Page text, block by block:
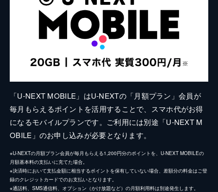
「U-NEXT MOBILE」はU-NEXTの「月額プラン」会員が
毎月もらえるポイントを活用することで、スマホ代がお得
になるモバイルプランです。ご利用には別途「U-NEXT M
OBILE」のお申し込みが必要となります。
※U-NEXTの月額プラン会員が毎月もらえる1,200円分のポイントを、U-NEXT MOBILEの
月額基本料の支払いに充てた場合。
※決済時において支払金額に相当するポイントを保有していない場合、差額分の料金はご登
録のクレジットカードでのお支払いとなります。
※通話料、SMS通信料、オプション（かけ放題など）の月額利用料は別途発生します。